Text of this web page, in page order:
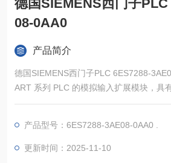
德国SIEMENS西门子
08-0AA0
产品简介
德国SIEMENS西门子PLC 6ES7288-
ART 系列 PLC 的模拟输入扩展模块，具
高分辨率：具有 11 位加符号位（相当
率，能够将模拟量输入信号转换为数字
产品型号：6ES7288-3AE08-0AA0 .
更新时间：2025-11-10